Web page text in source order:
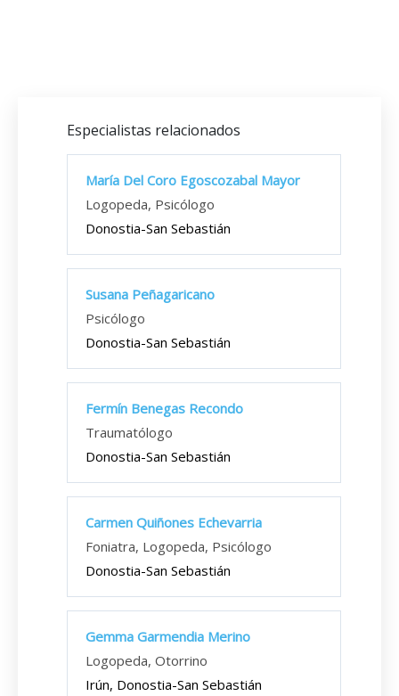
Especialistas relacionados
María Del Coro Egoscozabal Mayor
Logopeda, Psicólogo
Donostia-San Sebastián
Susana Peñagaricano
Psicólogo
Donostia-San Sebastián
Fermín Benegas Recondo
Traumatólogo
Donostia-San Sebastián
Carmen Quiñones Echevarria
Foniatra, Logopeda, Psicólogo
Donostia-San Sebastián
Gemma Garmendia Merino
Logopeda, Otorrino
Irún, Donostia-San Sebastián